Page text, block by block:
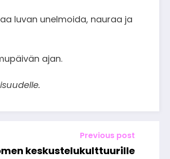
luvan unelmoida, nauraa ja
ajan.
Previous post
keskustelukulttuurille